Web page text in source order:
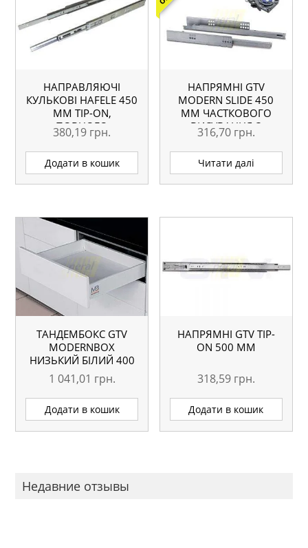
НАПРАВЛЯЮЧІ
КУЛЬКОВІ HAFELE 450
ММ TIP-ON,
ПОВНОГО
ВИСУНЕННЯ, БІЧНИЙ
МОНТАЖ
380,19 грн.
Додати в кошик
НАПРЯМНІ GTV
MODERN SLIDE 450
ММ ЧАСТКОВОГО
ВИСУВАННЯ З
ДОВОДЧИКОМ ПІД 18
ММ
316,70 грн.
Читати далі
ТАНДЕМБОКС GTV
MODERNBOX
НИЗЬКИЙ БІЛИЙ 400
ММ
1 041,01 грн.
Додати в кошик
НАПРЯМНІ GTV TIP-
ON 500 ММ
318,59 грн.
Додати в кошик
Недавние отзывы